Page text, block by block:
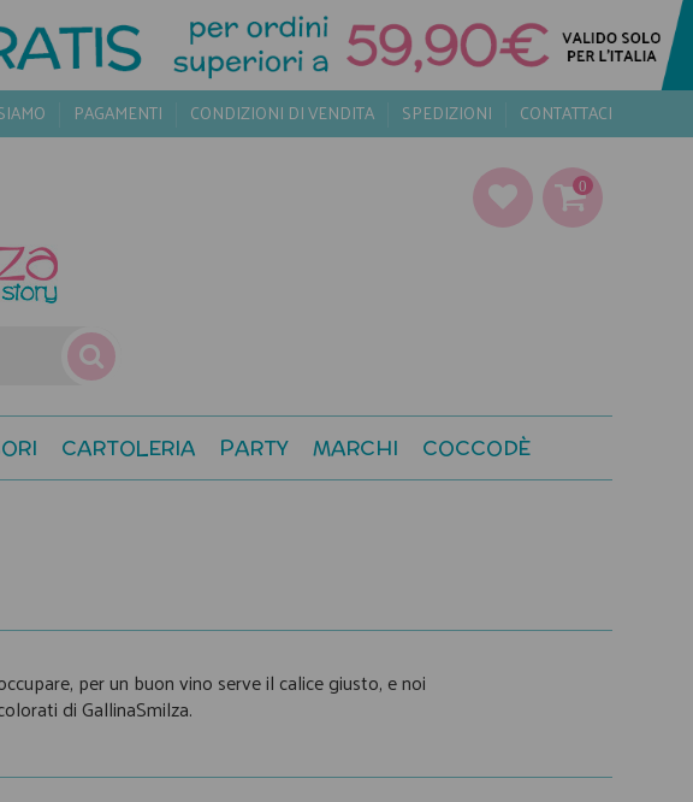
PAGAMENTI CONDIZIONI DI VENDITA SPEDIZIONI CONTATTACI
0
CARTOLERIA PARTY MARCHI COCCODÈ
per un buon vino serve il calice giusto, e noi
di GallinaSmilza.